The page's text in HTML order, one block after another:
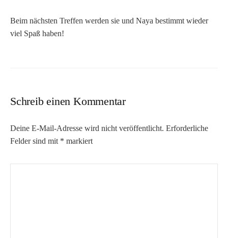
Beim nächsten Treffen werden sie und Naya bestimmt wieder
viel Spaß haben!
Schreib einen Kommentar
Deine E-Mail-Adresse wird nicht veröffentlicht. Erforderliche
Felder sind mit * markiert